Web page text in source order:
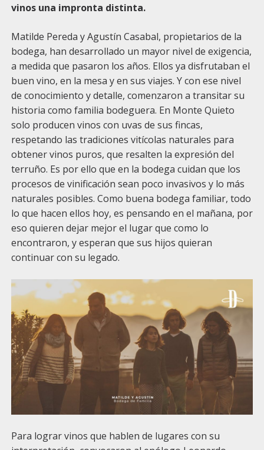
vinos una impronta distinta.
Matilde Pereda y Agustín Casabal, propietarios de la
bodega, han desarrollado un mayor nivel de exigencia,
a medida que pasaron los años. Ellos ya disfrutaban el
buen vino, en la mesa y en sus viajes. Y con ese nivel
de conocimiento y detalle, comenzaron a transitar su
historia como familia bodeguera. En Monte Quieto
solo producen vinos con uvas de sus fincas,
respetando las tradiciones vitícolas naturales para
obtener vinos puros, que resalten la expresión del
terruño. Es por ello que en la bodega cuidan que los
procesos de vinificación sean poco invasivos y lo más
naturales posibles. Como buena bodega familiar, todo
lo que hacen ellos hoy, es pensando en el mañana, por
eso quieren dejar mejor el lugar que como lo
encontraron, y esperan que sus hijos quieran
continuar con su legado.
Para lograr vinos que hablen de lugares con su